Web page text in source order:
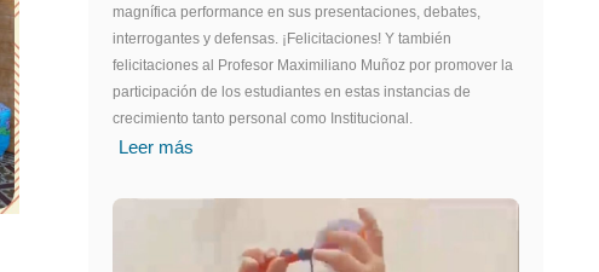
magnífica performance en sus presentaciones, debates,
interrogantes y defensas. ¡Felicitaciones! Y también
felicitaciones al Profesor Maximiliano Muñoz por promover la
participación de los estudiantes en estas instancias de
crecimiento tanto personal como Institucional.
Leer más